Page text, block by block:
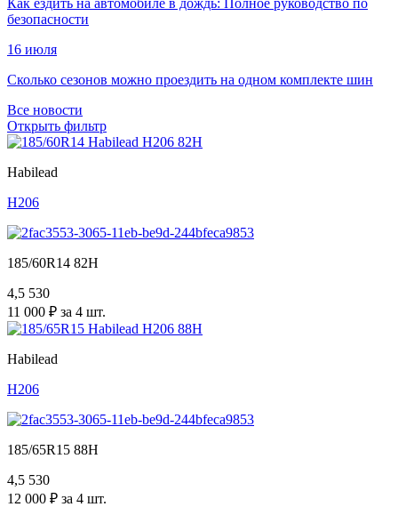
безопасности
16 июля
Сколько сезонов можно проездить на одном комплекте шин
Все новости
Открыть фильтр
Habilead
H206
185/60R14 82H
4,5 530
11 000 ₽ за 4 шт.
Habilead
H206
185/65R15 88H
4,5 530
12 000 ₽ за 4 шт.